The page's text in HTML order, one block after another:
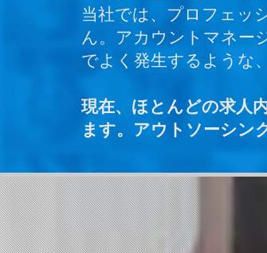
当社では、プロフェッ
ん。アカウントマネー
でよく発生するような
現在、ほとんどの求人
ます。アウトソーシン